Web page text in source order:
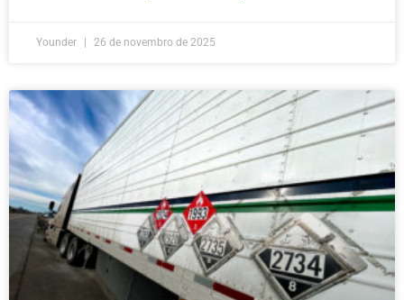
Younder 26 de novembro de 2025